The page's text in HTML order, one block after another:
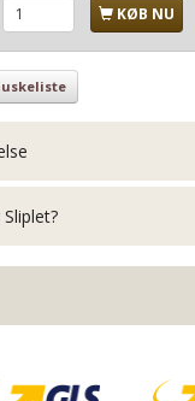
KØB NU